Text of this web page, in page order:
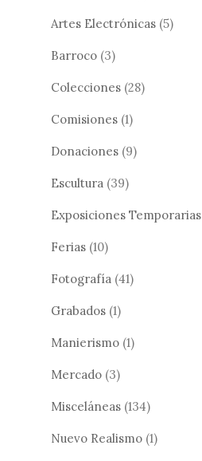
Artes Electrónicas (5)
Barroco (3)
Colecciones (28)
Comisiones (1)
Donaciones (9)
Escultura (39)
Exposiciones Temporarias
Ferias (10)
Fotografía (41)
Grabados (1)
Manierismo (1)
Mercado (3)
Misceláneas (134)
Nuevo Realismo (1)